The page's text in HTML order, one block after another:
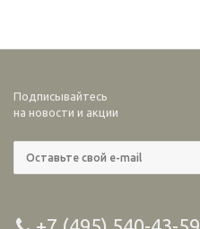
Подписывайтесь
на новости и акции